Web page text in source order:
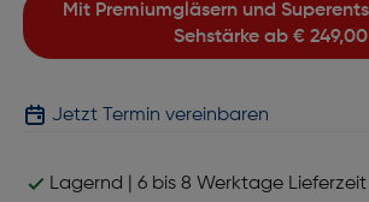
Mit Premiumgläsern und Superentspiegelung in
Sehstärke ab € 249,00
Jetzt Termin vereinbaren
Lagernd | 6 bis 8 Werktage Lieferzeit